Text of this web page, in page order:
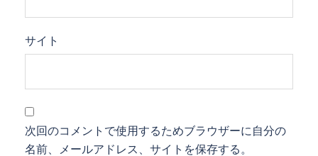
サイト
次回のコメントで使用するためブラウザーに自分の
名前、メールアドレス、サイトを保存する。